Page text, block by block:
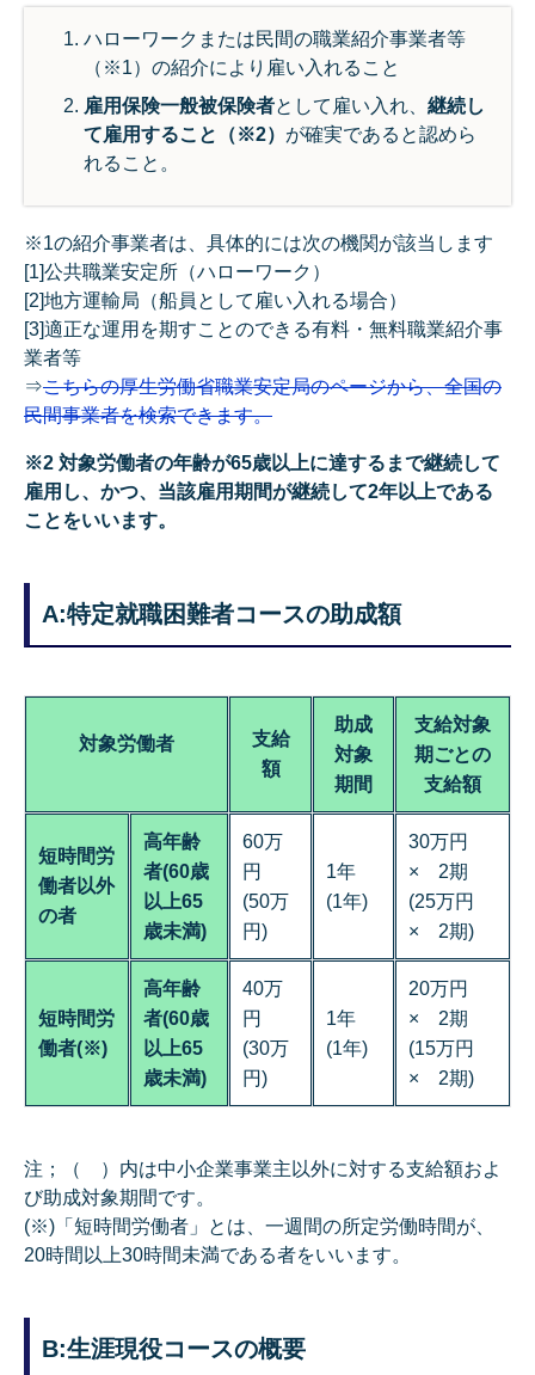
ハローワークまたは民間の職業紹介事業者等
（※1）の紹介により雇い入れること
雇用保険一般被保険者として雇い入れ、 継続し
て雇用すること（※2） が確実であると認めら
れること。
※1の紹介事業者は、具体的には次の機関が該当します
[1]公共職業安定所（ハローワーク）
[2]地方運輸局（船員として雇い入れる場合）
[3]適正な運用を期すことのできる有料・無料職業紹介事
業者等
⇒こちらの厚生労働省職業安定局のページから、全国の
民間事業者を検索できます。
※2 対象労働者の年齢が65歳以上に達するまで継続して
雇用し、かつ、当該雇用期間が継続して2年以上である
ことをいいます。
A:特定就職困難者コースの助成額
対象労働者
支給
額
助成
対象
期間
支給対象
期ごとの
支給額
短時間労
働者以外
の者
高年齢
者(60歳
以上65
歳未満)
60万
円
(50万
円)
1年
(1年)
30万円
× 2期
(25万円
× 2期)
短時間労
働者(※)
高年齢
者(60歳
以上65
歳未満)
40万
円
(30万
円)
1年
(1年)
20万円
× 2期
(15万円
× 2期)
注；（ ）内は中小企業事業主以外に対する支給額およ
び助成対象期間です。
(※)「短時間労働者」とは、一週間の所定労働時間が、
20時間以上30時間未満である者をいいます。
B:生涯現役コースの概要